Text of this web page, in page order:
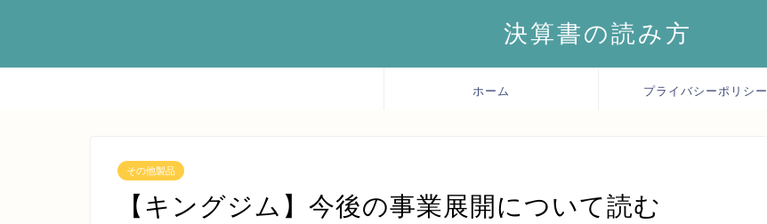
決算書の読み方
ホーム プライバシーポリシー
その他製品
【キングジム】今後の事業展開について読む